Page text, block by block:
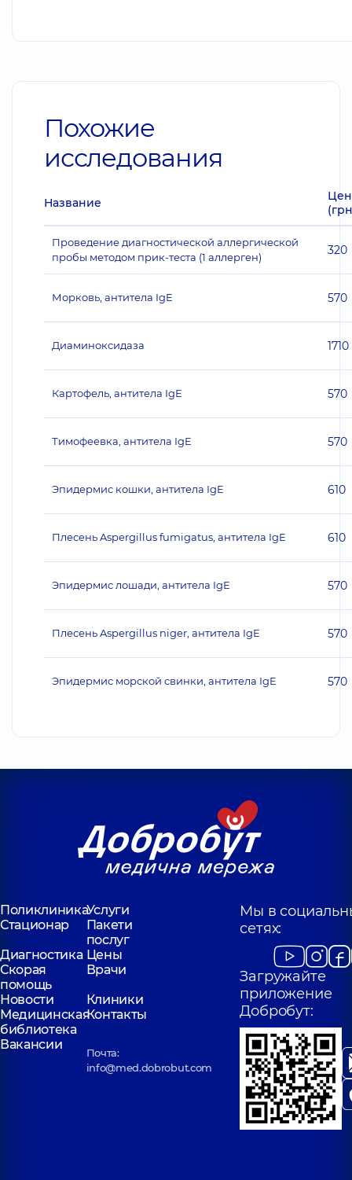
Похожие
исследования
Название
Проведение диагностической аллергической
пробы методом прик-теста (1 аллерген)
320
Морковь, антитела IgE 570
Диаминоксидаза 1710
Картофель, антитела IgE 570
Тимофеевка, антитела IgE 570
Эпидермис кошки, антитела IgE 610
Плесень Aspergillus fumigatus, антитела IgE 610
Эпидермис лошади, антитела IgE 570
Плесень Aspergillus niger, антитела IgE 570
Эпидермис морской свинки, антитела IgE 570
ПоликлиникаУслуги
Стационар
Пакети
послуг
Диагностика Цены
Скорая
помощь
Врачи
Новости
Клиники
Медицинская
библиотека
Контакты
Вакансии
Почта:
info@med.dobrobut.com
Мы в
сетях:
Загружайте
приложение
Добробут: